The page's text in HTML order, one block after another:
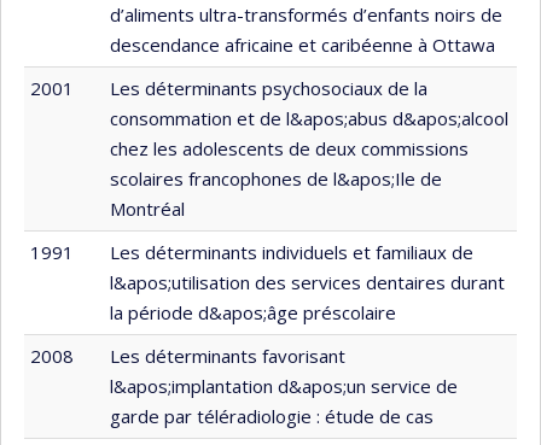
d’aliments ultra-transformés d’enfants noirs de
descendance africaine et caribéenne à Ottawa
2001
Les déterminants psychosociaux de la
consommation et de l&apos;abus d&apos;alcool
chez les adolescents de deux commissions
scolaires francophones de l&apos;Ile de
Montréal
1991
Les déterminants individuels et familiaux de
l&apos;utilisation des services dentaires durant
la période d&apos;âge préscolaire
2008
Les déterminants favorisant
l&apos;implantation d&apos;un service de
garde par téléradiologie : étude de cas